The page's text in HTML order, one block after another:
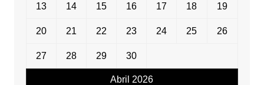
Abril 2026
13 14 15 16 17 18 19
20 21 22 23 24 25 26
27 28 29 30